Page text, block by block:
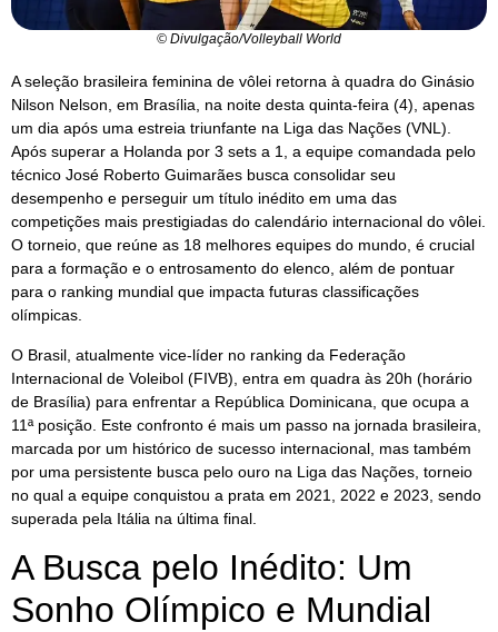
© Divulgação/Volleyball World
A seleção brasileira feminina de vôlei retorna à quadra do Ginásio
Nilson Nelson, em Brasília, na noite desta quinta-feira (4), apenas
um dia após uma estreia triunfante na Liga das Nações (VNL).
Após superar a Holanda por 3 sets a 1, a equipe comandada pelo
técnico José Roberto Guimarães busca consolidar seu
desempenho e perseguir um título inédito em uma das
competições mais prestigiadas do calendário internacional do vôlei.
O torneio, que reúne as 18 melhores equipes do mundo, é crucial
para a formação e o entrosamento do elenco, além de pontuar
para o ranking mundial que impacta futuras classificações
olímpicas.
O Brasil, atualmente vice-líder no ranking da Federação
Internacional de Voleibol (FIVB), entra em quadra às 20h (horário
de Brasília) para enfrentar a República Dominicana, que ocupa a
11ª posição. Este confronto é mais um passo na jornada brasileira,
marcada por um histórico de sucesso internacional, mas também
por uma persistente busca pelo ouro na Liga das Nações, torneio
no qual a equipe conquistou a prata em 2021, 2022 e 2023, sendo
superada pela Itália na última final.
A Busca pelo Inédito: Um
Sonho Olímpico e Mundial